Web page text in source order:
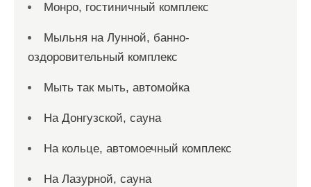
Монро, гостиничный комплекс
Мыльня на Лунной, банно-
оздоровительный комплекс
Мыть так мыть, автомойка
На Донгузской, сауна
На кольце, автомоечный комплекс
На Лазурной, сауна